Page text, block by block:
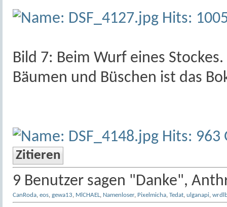
Bild 7: Beim Wurf eines
Bäumen und Büschen ist das
Zitieren
9 Benutzer sagen "Danke",
CanRoda eos gewa13 MlCHAEL Namenloser, Pixelmicha Tedat ulganapi